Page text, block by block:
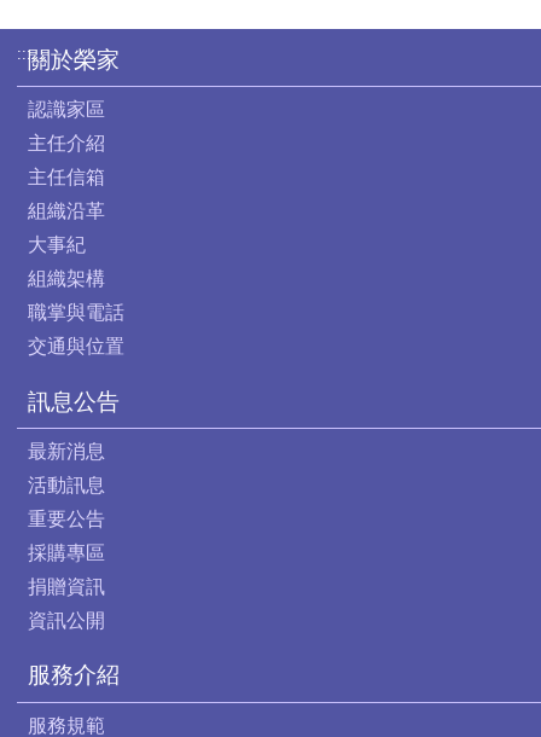
:::關於榮家
認識家區
主任介紹
主任信箱
組織沿革
大事紀
組織架構
職掌與電話
交通與位置
訊息公告
最新消息
活動訊息
重要公告
採購專區
捐贈資訊
資訊公開
服務介紹
服務規範